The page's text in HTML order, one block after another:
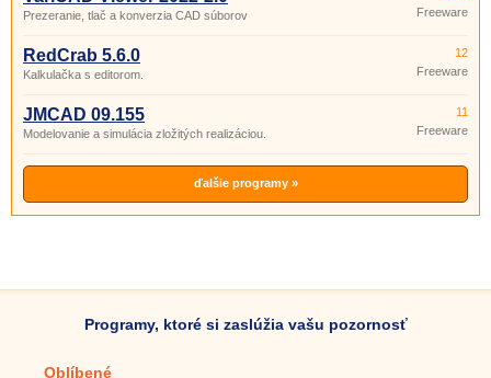
Prezeranie, tlač a konverzia CAD súborov
Freeware
RedCrab 5.6.0
Kalkulačka s editorom.
12
Freeware
JMCAD 09.155
Modelovanie a simulácia zložitých realizáciou.
11
Freeware
ďalšie programy »
Programy, ktoré si zaslúžia vašu pozornosť
Oblíbené